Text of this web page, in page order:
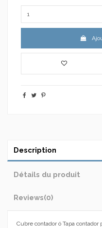
Description
Détails du produit
Reviews(0)
Cubre contador ó Tapa